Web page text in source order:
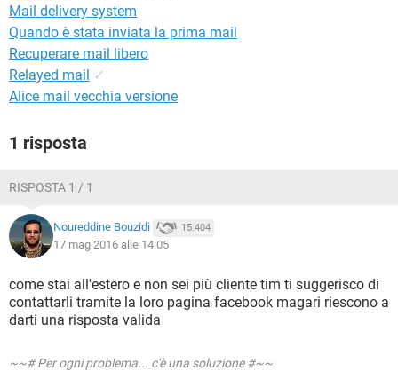
Mail delivery system
Quando è stata inviata la prima mail
Recuperare mail libero
Relayed mail ✓
Alice mail vecchia versione
1 risposta
RISPOSTA 1 / 1
Noureddine Bouzidi 15.404
17 mag 2016 alle 14:05
come stai all'estero e non sei più cliente tim ti suggerisco di
contattarli tramite la loro pagina facebook magari riescono a
darti una risposta valida
~~# Per ogni problema... c'è una soluzione #~~